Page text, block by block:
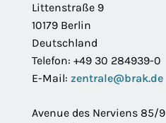
Littenstraße 9
10179 Berlin
Deutschland
Telefon: +49 30 284939-0
E-Mail: zentrale@brak.de
Avenue des Nerviens 85/9